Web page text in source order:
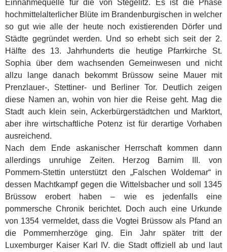
Einnahmequelle für die von Stegelitz. Es ist die Phase
hochmittelalterlicher Blüte im Brandenburgischen in welcher
so gut wie alle der heute noch existierenden Dörfer und
Städte gegründet werden. Und so erhebt sich seit der 2.
Hälfte des 13. Jahrhunderts die heutige Pfarrkirche St.
Sophia über dem wachsenden Gemeinwesen und nicht
allzu lange danach bekommt Brüssow seine Mauer mit
Prenzlauer-, Stettiner- und Berliner Tor. Deutlich zeigen
diese Namen an, wohin von hier die Reise geht. Mag die
Stadt auch klein sein, Ackerbürgerstädtchen und Marktort,
aber ihre wirtschaftliche Potenz ist für derartige Vorhaben
ausreichend.
Nach dem Ende askanischer Herrschaft kommen dann
allerdings unruhige Zeiten. Herzog Barnim III. von
Pommern-Stettin unterstützt den „Falschen Woldemar“ in
dessen Machtkampf gegen die Wittelsbacher und soll 1345
Brüssow erobert haben – wie es jedenfalls eine
pommersche Chronik berichtet. Doch auch eine Urkunde
von 1354 vermeldet, dass die Vogtei Brüssow als Pfand an
die Pommernherzöge ging. Ein Jahr später tritt der
Luxemburger Kaiser Karl IV. die Stadt offiziell ab und laut